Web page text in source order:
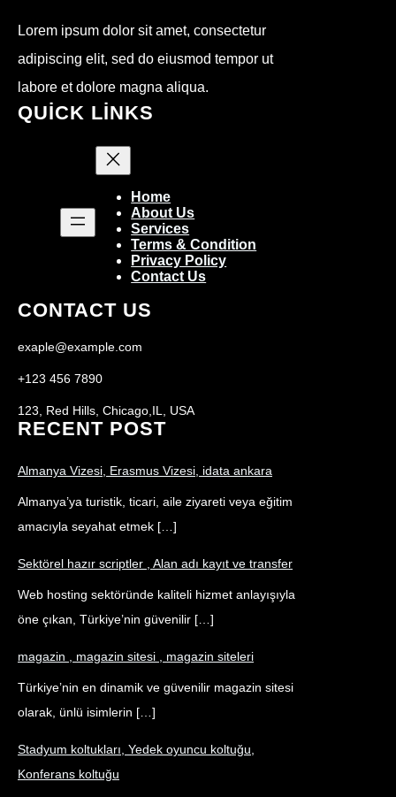
Lorem ipsum dolor sit amet, consectetur
adipiscing elit, sed do eiusmod tempor ut
labore et dolore magna aliqua.
QUICK LINKS
Home
About Us
Services
Terms & Condition
Privacy Policy
Contact Us
CONTACT US
exaple@example.com
+123 456 7890
123, Red Hills, Chicago,IL, USA
RECENT POST
Almanya Vizesi, Erasmus Vizesi, idata ankara
Almanya’ya turistik, ticari, aile ziyareti veya eğitim
amacıyla seyahat etmek […]
Sektörel hazır scriptler , Alan adı kayıt ve transfer
Web hosting sektöründe kaliteli hizmet anlayışıyla
öne çıkan, Türkiye’nin güvenilir […]
magazin , magazin sitesi , magazin siteleri
Türkiye’nin en dinamik ve güvenilir magazin sitesi
olarak, ünlü isimlerin […]
Stadyum koltukları, Yedek oyuncu koltuğu,
Konferans koltuğu